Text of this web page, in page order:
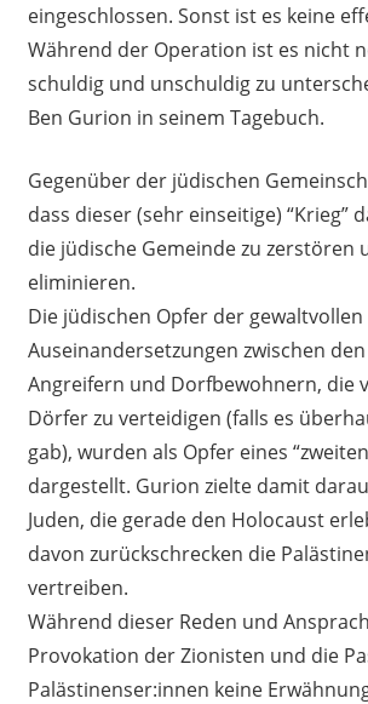
eingeschlossen. Sonst ist es keine
Während der Operation ist es nicht
schuldig und unschuldig zu
Ben Gurion in seinem Tagebuch.
Gegenüber der jüdischen
dass dieser (sehr einseitige) “Krieg”
die jüdische Gemeinde zu zerstören
eliminieren.
Die jüdischen Opfer der gewaltvollen
Auseinandersetzungen zwischen
Angreifern und Dorfbewohnern, die
Dörfer zu verteidigen (falls es
gab), wurden als Opfer eines
dargestellt. Gurion zielte damit
Juden, die gerade den Holocaust
davon zurückschrecken die
vertreiben.
Während dieser Reden und
Provokation der Zionisten und die
Palästinenser:innen keine